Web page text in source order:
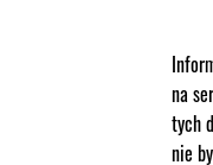
na
tych
nie